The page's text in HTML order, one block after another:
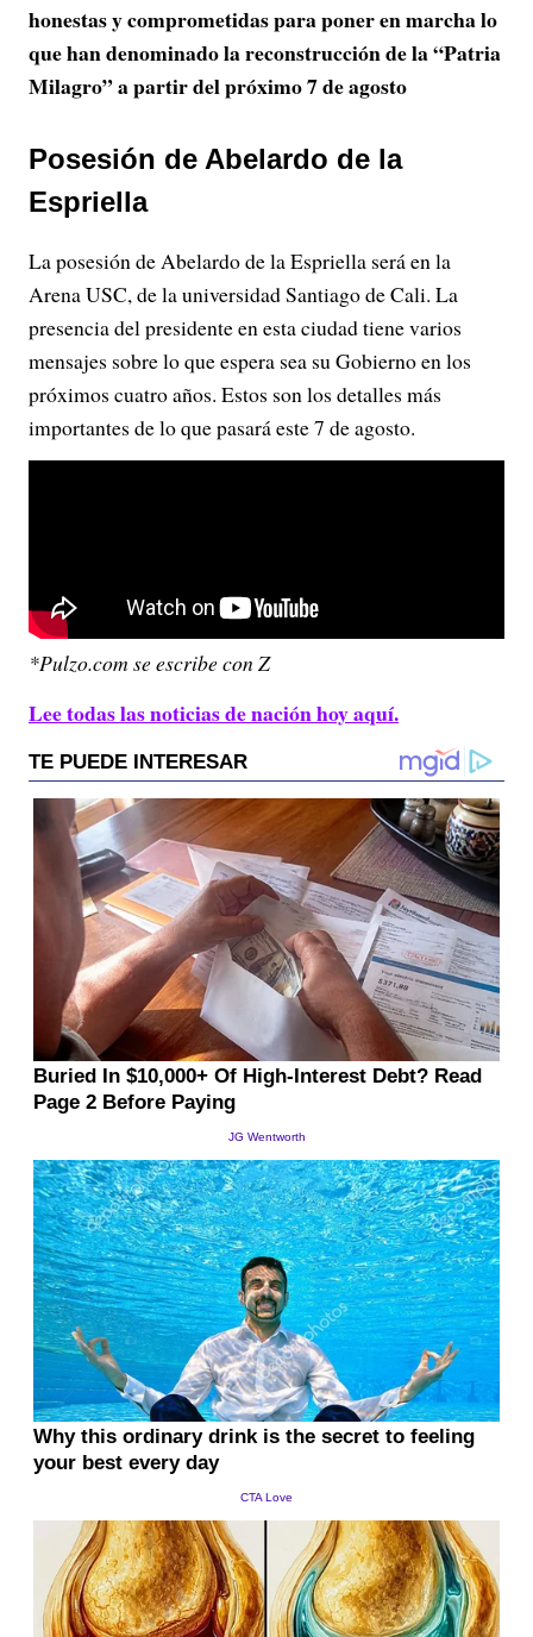
honestas y comprometidas para poner en marcha lo
que han denominado la reconstrucción de la “Patria
Milagro” a partir del próximo 7 de agosto
Posesión de Abelardo de la
Espriella
La posesión de Abelardo de la Espriella será en la
Arena USC, de la universidad Santiago de Cali. La
presencia del presidente en esta ciudad tiene varios
mensajes sobre lo que espera sea su Gobierno en los
próximos cuatro años. Estos son los detalles más
importantes de lo que pasará este 7 de agosto.
*Pulzo.com se escribe con Z
Lee todas las noticias de nación hoy aquí.